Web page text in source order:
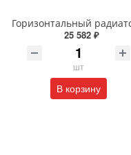
25 582 ₽
шт
В корзину